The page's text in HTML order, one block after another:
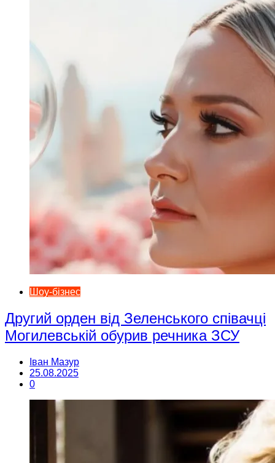
Шоу-бізнес
Другий орден від Зеленського співачці
Могилевській обурив речника ЗСУ
Іван Мазур
25.08.2025
0